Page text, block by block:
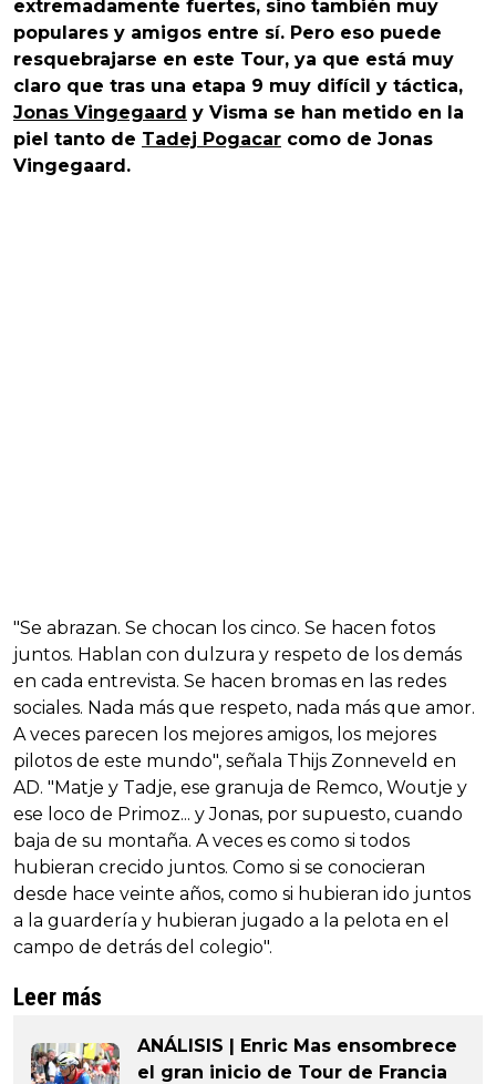
extremadamente fuertes, sino también muy
populares y amigos entre sí. Pero eso puede
resquebrajarse en este Tour, ya que está muy
claro que tras una etapa 9 muy difícil y táctica,
Jonas Vingegaard y Visma se han metido en la
piel tanto de Tadej Pogacar como de Jonas
Vingegaard.
"Se abrazan. Se chocan los cinco. Se hacen fotos
juntos. Hablan con dulzura y respeto de los demás
en cada entrevista. Se hacen bromas en las redes
sociales. Nada más que respeto, nada más que amor.
A veces parecen los mejores amigos, los mejores
pilotos de este mundo", señala Thijs Zonneveld en
AD. "Matje y Tadje, ese granuja de Remco, Woutje y
ese loco de Primoz... y Jonas, por supuesto, cuando
baja de su montaña. A veces es como si todos
hubieran crecido juntos. Como si se conocieran
desde hace veinte años, como si hubieran ido juntos
a la guardería y hubieran jugado a la pelota en el
campo de detrás del colegio".
Leer más
ANÁLISIS | Enric Mas ensombrece
el gran inicio de Tour de Francia